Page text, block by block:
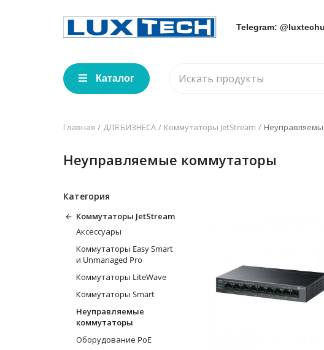
Telegram:
Каталог
Главная ДЛЯ БИЗНЕСА Коммутаторы JetStream
Неуправляемые коммутаторы
Категория
Коммутаторы JetStream
Аксессуары
Коммутаторы Easy Smart
и Unmanaged Pro
Коммутаторы LiteWave
Коммутаторы Smart
Неуправляемые
коммутаторы
Оборудование PoE